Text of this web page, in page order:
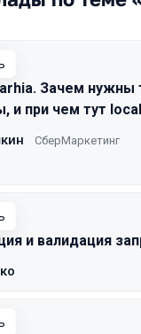
Зачем нужны
и при чем тут
СберМаркетинг
и валидация